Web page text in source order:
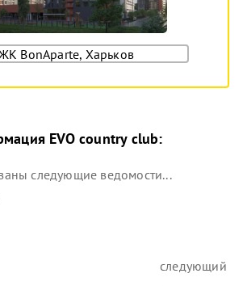
BonAparte, Харьков
EVO country club:
следующие ведомости...
следующий